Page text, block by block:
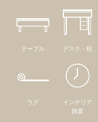
テーブル デスク・机
ラグ
インテリア
雑貨